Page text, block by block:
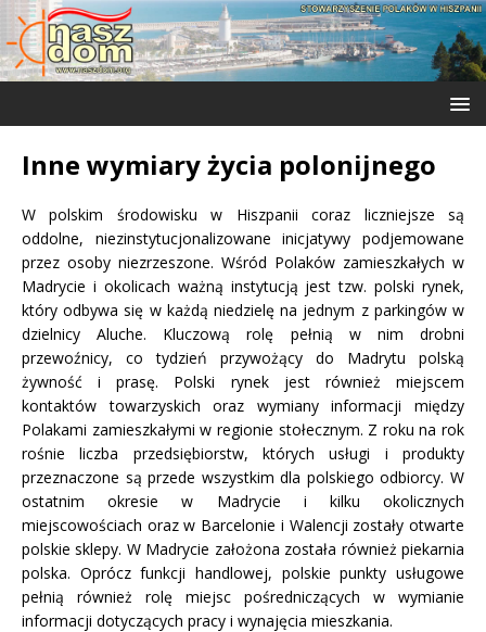
Inne wymiary życia polonijnego
W polskim środowisku w Hiszpanii coraz liczniejsze są
oddolne, niezinstytucjonalizowane inicjatywy podjemowane
przez osoby niezrzeszone. Wśród Polaków zamieszkałych w
Madrycie i okolicach ważną instytucją jest tzw. polski rynek,
który odbywa się w każdą niedzielę na jednym z parkingów w
dzielnicy Aluche. Kluczową rolę pełnią w nim drobni
przewoźnicy, co tydzień przywożący do Madrytu polską
żywność i prasę. Polski rynek jest również miejscem
kontaktów towarzyskich oraz wymiany informacji między
Polakami zamieszkałymi w regionie stołecznym. Z roku na rok
rośnie liczba przedsiębiorstw, których usługi i produkty
przeznaczone są przede wszystkim dla polskiego odbiorcy. W
ostatnim okresie w Madrycie i kilku okolicznych
miejscowościach oraz w Barcelonie i Walencji zostały otwarte
polskie sklepy. W Madrycie założona została również piekarnia
polska. Oprócz funkcji handlowej, polskie punkty usługowe
pełnią również rolę miejsc pośredniczących w wymianie
informacji dotyczących pracy i wynajęcia mieszkania.